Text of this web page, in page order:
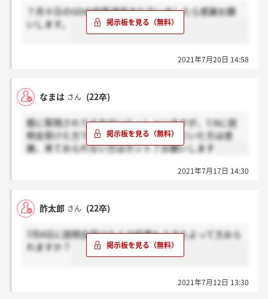
７月９日のGDの結果連絡きた方いましたら感謝お願
いします。
2021年7月20日 14:58
なまは さん (22卒)
既に質問されてる方がいらっしゃいますが、7/8に説
明会受けた方で企業の方から連絡いただいた方は感
謝、来ておられない方はホント？お願いします
2021年7月17日 14:30
酢太郎 さん (22卒)
7月8日に説明会受けた人で結果もうきたよって方おら
れますか？
2021年7月12日 13:30